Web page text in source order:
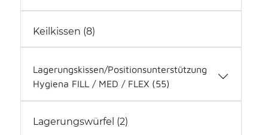
Royal Inspiration (4)
Softkissen (2)
Softline Nicky (9)
Keilkissen (8)
Lagerungskissen/Positionsunterstützung
Hygiena FILL / MED / FLEX (55)
Oberkörper (12)
Lagerungswürfel (2)